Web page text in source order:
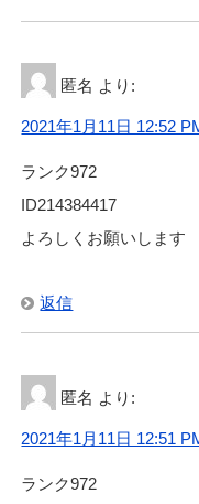
匿名 より:
2021年1月11日 12:52
ランク972
ID214384417
よろしくお願いします
返信
匿名 より:
2021年1月11日 12:51
ランク972